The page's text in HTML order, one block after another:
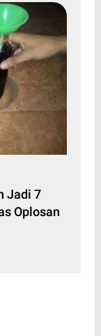
Jadi 7
Oplosan